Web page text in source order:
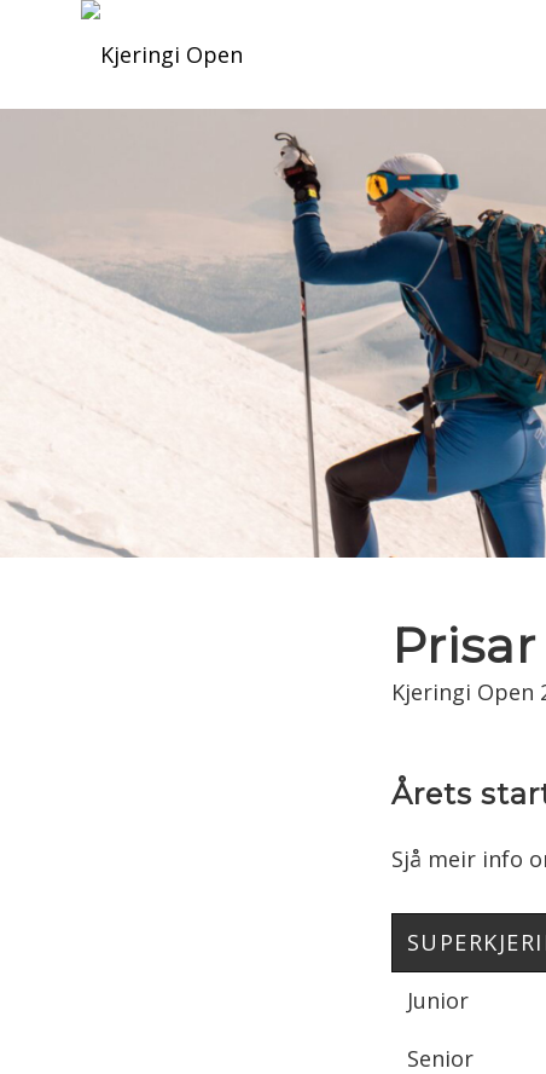
Prisar
Kjeringi Open
Årets
Sjå meir info
Junior
Senior